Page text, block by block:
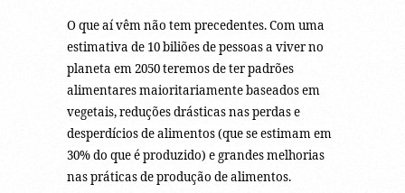
O que aí vêm não tem precedentes. Com uma
estimativa de 10 biliões de pessoas a viver no
planeta em 2050 teremos de ter padrões
alimentares maioritariamente baseados em
vegetais, reduções drásticas nas perdas e
desperdícios de alimentos (que se estimam em
30% do que é produzido) e grandes melhorias
nas práticas de produção de alimentos.